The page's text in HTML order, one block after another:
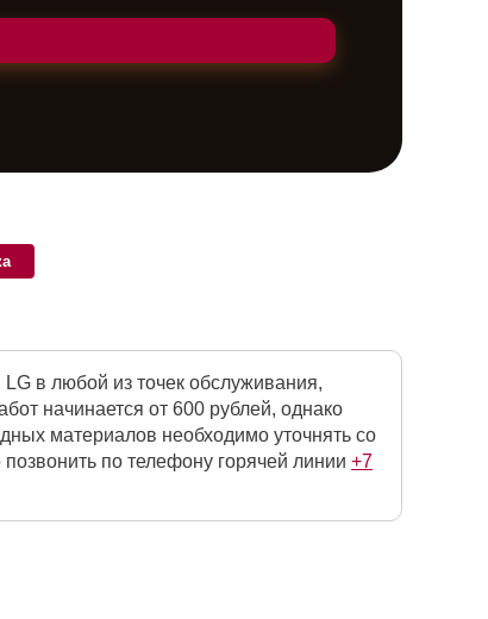
в любой из точек обслуживания,
начинается от 600 рублей, однако
материалов необходимо уточнять со
по телефону горячей линии +7